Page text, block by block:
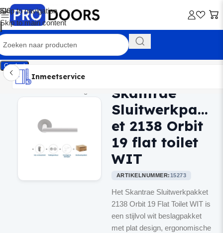
Skip to navigation
Skip to main content
Contact
Inmeetservice
Montageservice
Advies op maat
Showroom
Inmeetservice
Skantrae
Sluitwerkpakk
et 2138 Orbit
19 flat toilet
WIT
ARTIKELNUMMER:15273
Het Skantrae Sluitwerkpakket
2138 Orbit 19 Flat Toilet WIT is
een stijlvol wit beslagpakket
met plat design, ergonomische